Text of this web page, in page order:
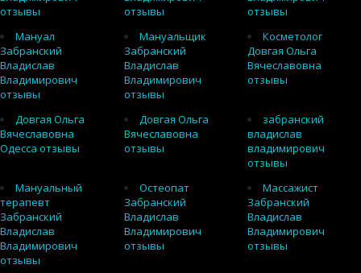
отзывы
отзывы
отзывы
Мануал
Забранский
Владислав
Владимирович
отзывы
Мануальщик
Забранский
Владислав
Владимирович
отзывы
Косметолог
Довгая Ольга
Вячеславовна
отзывы
Довгая Ольга
Вячеславовна
Одесса отзывы
Довгая Ольга
Вячеславовна
отзывы
забранский
владислав
владимирович
отзывы
Мануальный
терапевт
Забранский
Владислав
Владимирович
отзывы
Остеопат
Забранский
Владислав
Владимирович
отзывы
Массажист
Забранский
Владислав
Владимирович
отзывы